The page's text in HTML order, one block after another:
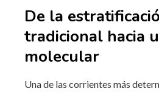
De la
tradicional hacia
molecular
Una de las corrientes más